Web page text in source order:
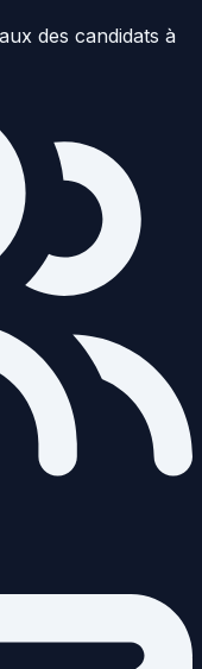
des candidats à